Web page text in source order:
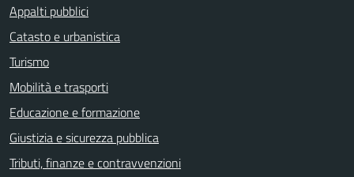
Appalti pubblici
Catasto e urbanistica
Turismo
Mobilità e trasporti
Educazione e formazione
Giustizia e sicurezza pubblica
Tributi, finanze e contravvenzioni